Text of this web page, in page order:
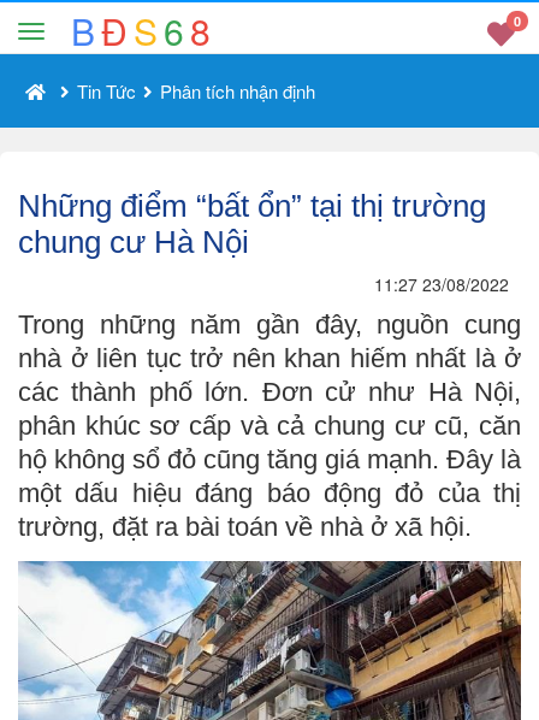
BĐS68 0
Tin Tức Phân tích nhận định
Những điểm “bất ổn” tại thị trường
chung cư Hà Nội
11:27 23/08/2022
Trong những năm gần đây, nguồn cung
nhà ở liên tục trở nên khan hiếm nhất là ở
các thành phố lớn. Đơn cử như Hà Nội,
phân khúc sơ cấp và cả chung cư cũ, căn
hộ không sổ đỏ cũng tăng giá mạnh. Đây là
một dấu hiệu đáng báo động đỏ của thị
trường, đặt ra bài toán về nhà ở xã hội.